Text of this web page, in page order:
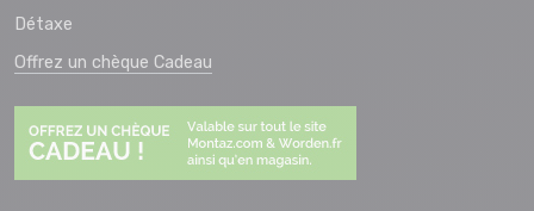
Détaxe
Offrez un chèque Cadeau